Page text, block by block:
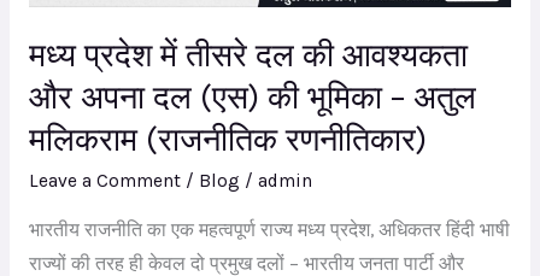
मध्य प्रदेश में तीसरे दल की आवश्यकता
और अपना दल (एस) की भूमिका – अतुल
मलिकराम (राजनीतिक रणनीतिकार)
Leave a Comment / Blog / admin
भारतीय राजनीति का एक महत्वपूर्ण राज्य मध्य प्रदेश, अधिकतर हिंदी भाषी
राज्यों की तरह ही केवल दो प्रमुख दलों – भारतीय जनता पार्टी और
दल
(एस)
भूमिका
–
अतुल
मलिकराम